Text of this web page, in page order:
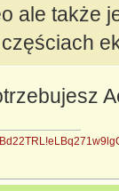
ale także